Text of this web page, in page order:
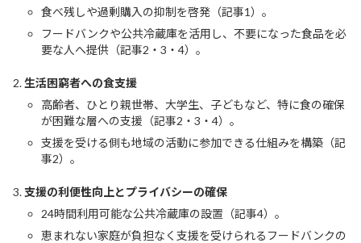
食べ残しや過剰購入の抑制を啓発（記事1）。
フードバンクや公共冷蔵庫を活用し、不要になった食品を必
要な人へ提供（記事2・3・4）。
生活困窮者への食支援
高齢者、ひとり親世帯、大学生、子どもなど、特に食の確保
が困難な層への支援（記事2・3・4）。
支援を受ける側も地域の活動に参加できる仕組みを構築（記
事2）。
支援の利便性向上とプライバシーの確保
24時間利用可能な公共冷蔵庫の設置（記事4）。
恵まれない家庭が負担なく支援を受けられるフードバンクの